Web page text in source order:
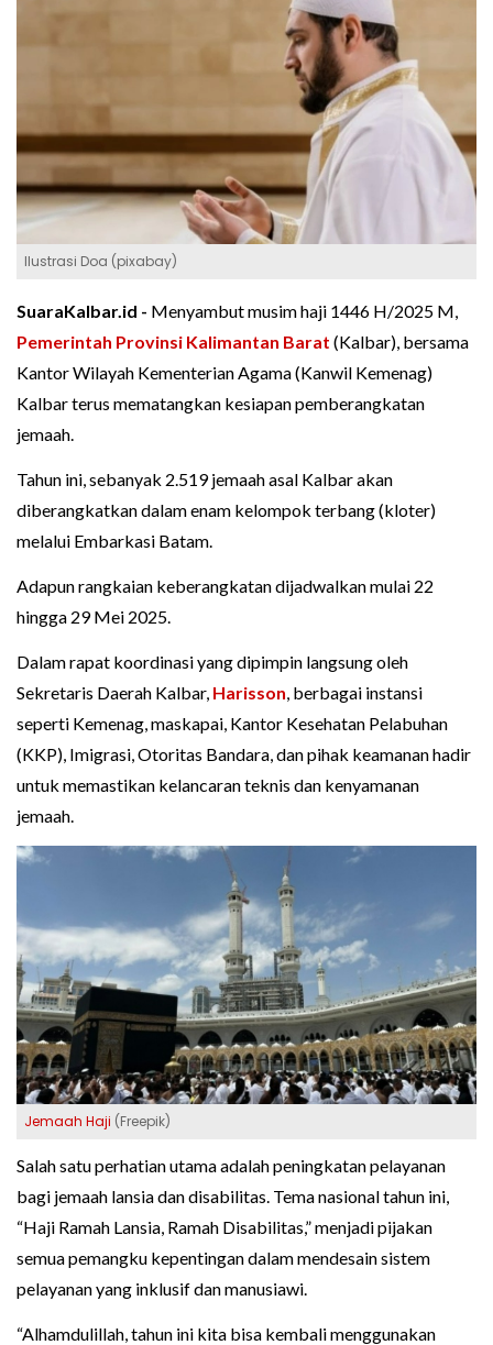
Ilustrasi Doa (pixabay)
SuaraKalbar.id - Menyambut musim haji 1446 H/2025 M,
Pemerintah Provinsi Kalimantan Barat (Kalbar), bersama
Kantor Wilayah Kementerian Agama (Kanwil Kemenag)
Kalbar terus mematangkan kesiapan pemberangkatan
jemaah.
Tahun ini, sebanyak 2.519 jemaah asal Kalbar akan
diberangkatkan dalam enam kelompok terbang (kloter)
melalui Embarkasi Batam.
Adapun rangkaian keberangkatan dijadwalkan mulai 22
hingga 29 Mei 2025.
Dalam rapat koordinasi yang dipimpin langsung oleh
Sekretaris Daerah Kalbar, Harisson, berbagai instansi
seperti Kemenag, maskapai, Kantor Kesehatan Pelabuhan
(KKP), Imigrasi, Otoritas Bandara, dan pihak keamanan hadir
untuk memastikan kelancaran teknis dan kenyamanan
jemaah.
Jemaah Haji (Freepik)
Salah satu perhatian utama adalah peningkatan pelayanan
bagi jemaah lansia dan disabilitas. Tema nasional tahun ini,
“Haji Ramah Lansia, Ramah Disabilitas,” menjadi pijakan
semua pemangku kepentingan dalam mendesain sistem
pelayanan yang inklusif dan manusiawi.
“Alhamdulillah, tahun ini kita bisa kembali menggunakan